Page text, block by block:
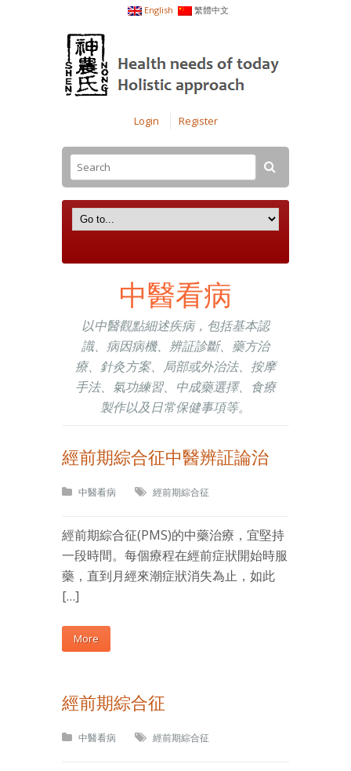
English 繁體中文
Login Register
中醫看病
以中醫觀點細述疾病，包括基本認
識、病因病機、辨証診斷、藥方治
療、針灸方案、局部或外治法、按摩
手法、氣功練習、中成藥選擇、食療
製作以及日常保健事項等。
經前期綜合征中醫辨証論治
中醫看病 經前期綜合征
經前期綜合征(PMS)的中藥治療，宜堅持
一段時間。每個療程在經前症狀開始時服
藥，直到月經來潮症狀消失為止，如此
[…]
More
經前期綜合征
中醫看病 經前期綜合征